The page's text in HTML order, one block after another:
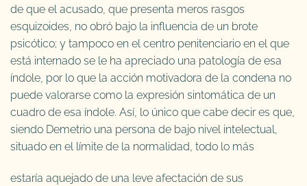
de que el acusado, que presenta meros rasgos
esquizoides, no obró bajo la influencia de un brote
psicótico; y tampoco en el centro penitenciario en el que
está internado se le ha apreciado una patología de esa
índole, por lo que la acción motivadora de la condena no
puede valorarse como la expresión sintomática de un
cuadro de esa índole. Así, lo único que cabe decir es que,
siendo Demetrio una persona de bajo nivel intelectual,
situado en el límite de la normalidad, todo lo más
estaría aquejado de una leve afectación de sus